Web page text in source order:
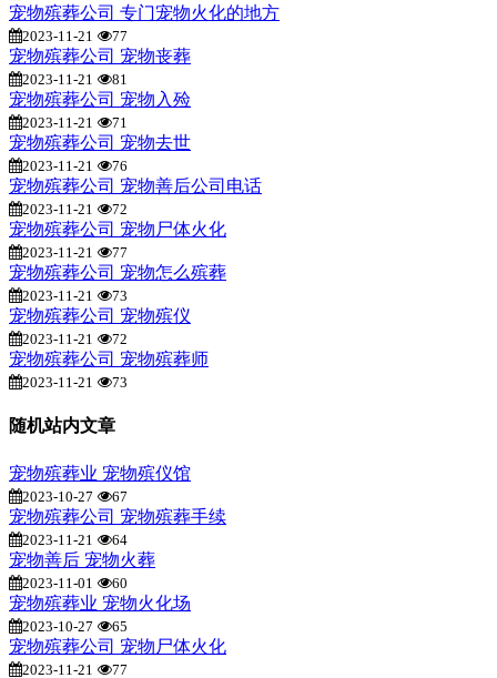
宠物殡葬公司 专门宠物火化的地方
2023-11-21 77
宠物殡葬公司 宠物丧葬
2023-11-21 81
宠物殡葬公司 宠物入殓
2023-11-21 71
宠物殡葬公司 宠物去世
2023-11-21 76
宠物殡葬公司 宠物善后公司电话
2023-11-21 72
宠物殡葬公司 宠物尸体火化
2023-11-21 77
宠物殡葬公司 宠物怎么殡葬
2023-11-21 73
宠物殡葬公司 宠物殡仪
2023-11-21 72
宠物殡葬公司 宠物殡葬师
2023-11-21 73
随机站内文章
宠物殡葬业 宠物殡仪馆
2023-10-27 67
宠物殡葬公司 宠物殡葬手续
2023-11-21 64
宠物善后 宠物火葬
2023-11-01 60
宠物殡葬业 宠物火化场
2023-10-27 65
宠物殡葬公司 宠物尸体火化
2023-11-21 77